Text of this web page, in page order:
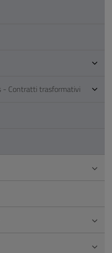
- Contratti trasformativi